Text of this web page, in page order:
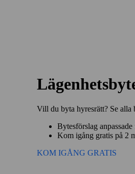
Vill du byta hyresrätt? Se
Bytesförslag
Kom igång gratis på 2
KOM IGÅNG GRATIS